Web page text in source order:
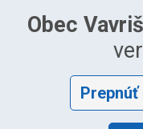
Obec
Prepnúť